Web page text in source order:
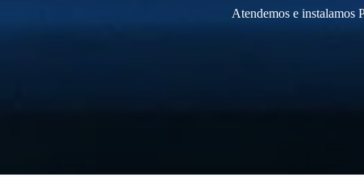
Atendemos e instalamos